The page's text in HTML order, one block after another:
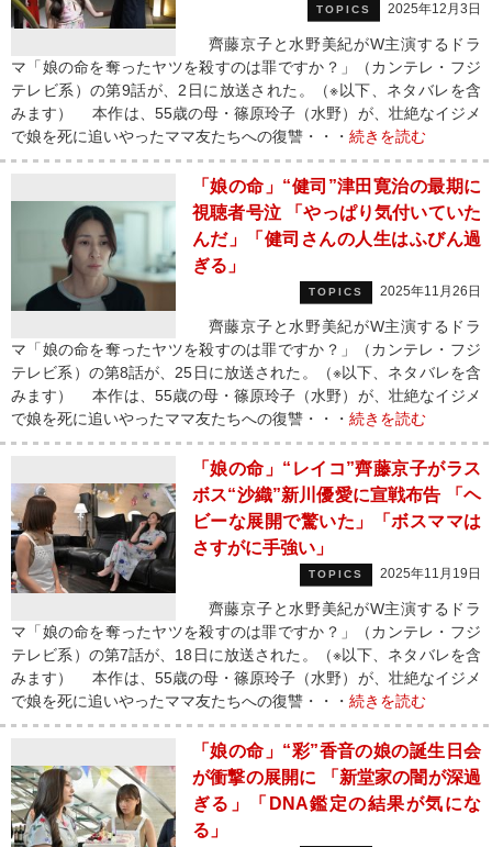
TOPICS 2025年12月3日
齊藤京子と水野美紀がW主演するドラ
マ「娘の命を奪ったヤツを殺すのは罪ですか？」（カンテレ・フジ
テレビ系）の第9話が、2日に放送された。（※以下、ネタバレを含
みます） 本作は、55歳の母・篠原玲子（水野）が、壮絶なイジメ
で娘を死に追いやったママ友たちへの復讐・・・ 続きを読む
「娘の命」“健司”津田寛治の最期に
視聴者号泣 「やっぱり気付いていた
んだ」「健司さんの人生はふびん過
ぎる」
TOPICS 2025年11月26日
齊藤京子と水野美紀がW主演するドラ
マ「娘の命を奪ったヤツを殺すのは罪ですか？」（カンテレ・フジ
テレビ系）の第8話が、25日に放送された。（※以下、ネタバレを含
みます） 本作は、55歳の母・篠原玲子（水野）が、壮絶なイジメ
で娘を死に追いやったママ友たちへの復讐・・・ 続きを読む
「娘の命」“レイコ”齊藤京子がラス
ボス“沙織”新川優愛に宣戦布告 「ヘ
ビーな展開で驚いた」「ボスママは
さすがに手強い」
TOPICS 2025年11月19日
齊藤京子と水野美紀がW主演するドラ
マ「娘の命を奪ったヤツを殺すのは罪ですか？」（カンテレ・フジ
テレビ系）の第7話が、18日に放送された。（※以下、ネタバレを含
みます） 本作は、55歳の母・篠原玲子（水野）が、壮絶なイジメ
で娘を死に追いやったママ友たちへの復讐・・・ 続きを読む
「娘の命」“彩”香音の娘の誕生日会
が衝撃の展開に 「新堂家の闇が深過
ぎる」「DNA鑑定の結果が気にな
る」